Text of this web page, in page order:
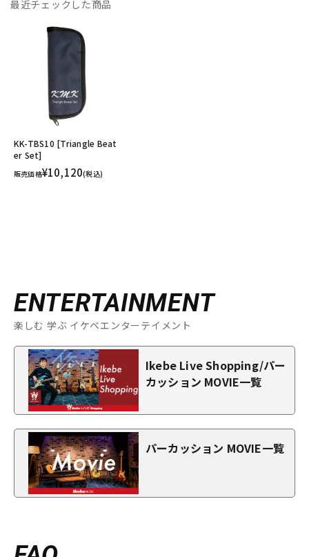
最近チェックした商品
KK-TBS10 [Triangle Beat
er Set]
販売価格¥10,120(税込)
ENTERTAINMENT
楽しむ 学ぶ イケベエンターテイメント
Ikebe Live Shopping/パー
カッション MOVIE一覧
パーカッション MOVIE一覧